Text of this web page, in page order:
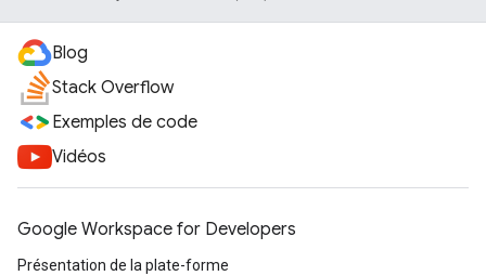
Blog
Stack Overflow
Exemples de code
Vidéos
Google Workspace for Developers
Présentation de la plate-forme